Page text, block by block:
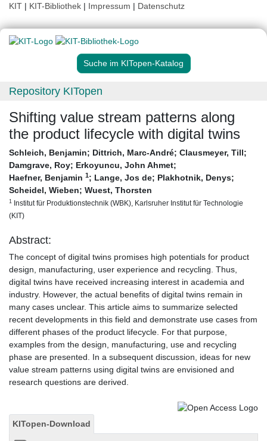
KIT | KIT-Bibliothek | Impressum | Datenschutz
Suche im KITopen-Katalog
Repository KITopen
Shifting value stream patterns along
the product lifecycle with digital twins
Schleich, Benjamin; Dittrich, Marc-André; Clausmeyer, Till;
Damgrave, Roy; Erkoyuncu, John Ahmet;
Haefner, Benjamin 1; Lange, Jos de; Plakhotnik, Denys;
Scheidel, Wieben; Wuest, Thorsten
1 Institut für Produktionstechnik (WBK), Karlsruher Institut für Technologie
(KIT)
Abstract:
The concept of digital twins promises high potentials for product
design, manufacturing, user experience and recycling. Thus,
digital twins have received increasing interest in academia and
industry. However, the actual benefits of digital twins remain in
many cases unclear. This article aims to summarize selected
recent developments in this field and demonstrate use cases from
different phases of the product lifecycle. For that purpose,
examples from the design, manufacturing, use and recycling
phase are presented. In a subsequent discussion, ideas for new
value stream patterns using digital twins are envisioned and
research questions are derived.
KITopen-Download